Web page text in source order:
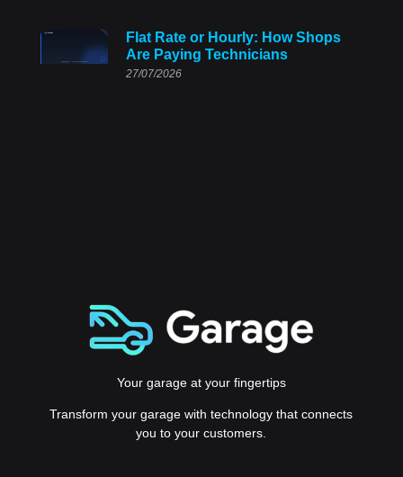
Flat Rate or Hourly: How Shops
Are Paying Technicians
27/07/2026
Your garage at your fingertips
Transform your garage with technology that connects
you to your customers.